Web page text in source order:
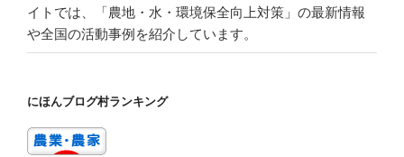
イトでは、「農地・水・環境保全向上対策」の最新情報
や全国の活動事例を紹介しています。
にほんブログ村ランキング